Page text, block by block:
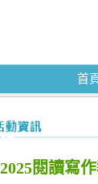
首
2025閱讀寫